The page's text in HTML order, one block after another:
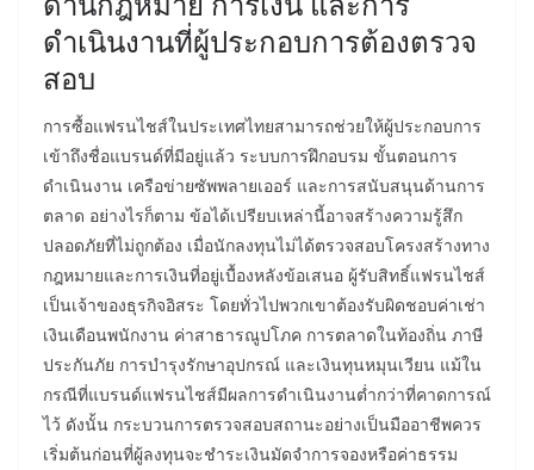
ดำเนินงานที่ผู้ประกอบการต้องตรวจ
สอบ
การซื้อแฟรนไชส์ในประเทศไทยสามารถช่วยให้ผู้ประกอบการ
เข้าถึงชื่อแบรนด์ที่มีอยู่แล้ว ระบบการฝึกอบรม ขั้นตอนการ
ดำเนินงาน เครือข่ายซัพพลายเออร์ และการสนับสนุนด้านการ
ตลาด อย่างไรก็ตาม ข้อได้เปรียบเหล่านี้อาจสร้างความรู้สึก
ปลอดภัยที่ไม่ถูกต้อง เมื่อนักลงทุนไม่ได้ตรวจสอบโครงสร้างทาง
กฎหมายและการเงินที่อยู่เบื้องหลังข้อเสนอ ผู้รับสิทธิ์แฟรนไชส์
เป็นเจ้าของธุรกิจอิสระ โดยทั่วไปพวกเขาต้องรับผิดชอบค่าเช่า
เงินเดือนพนักงาน ค่าสาธารณูปโภค การตลาดในท้องถิ่น ภาษี
ประกันภัย การบำรุงรักษาอุปกรณ์ และเงินทุนหมุนเวียน แม้ใน
กรณีที่แบรนด์แฟรนไชส์มีผลการดำเนินงานต่ำกว่าที่คาดการณ์
ไว้ ดังนั้น กระบวนการตรวจสอบสถานะอย่างเป็นมืออาชีพควร
เริ่มต้นก่อนที่ผู้ลงทุนจะชำระเงินมัดจำการจองหรือค่าธรรม